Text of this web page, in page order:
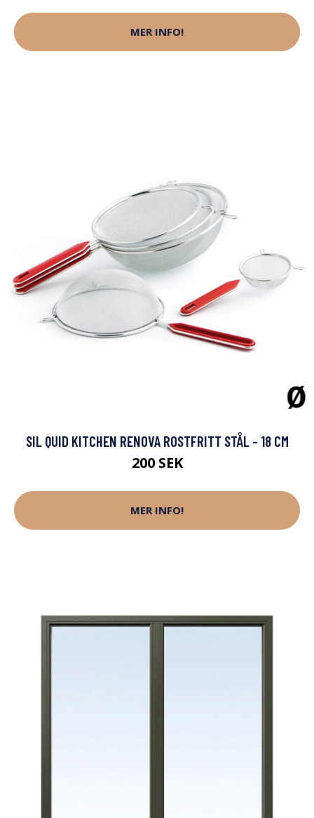
MER INFO!
SIL QUID KITCHEN RENOVA ROSTFRITT STÅL - 18 CM
200 SEK
MER INFO!